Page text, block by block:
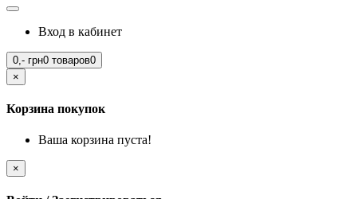
Вход в кабинет
0,- грн0 товаров0
×
Корзина покупок
Ваша корзина пуста!
×